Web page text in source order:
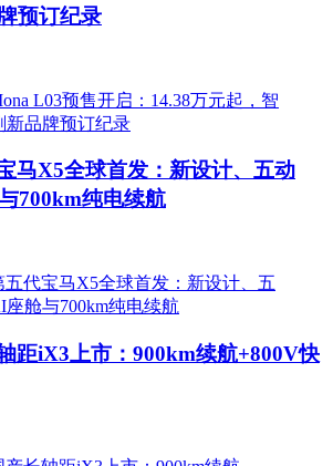
预订纪录
马X5全球首发：新设计、五动
700km纯电续航
距iX3上市：900km续航+800V快